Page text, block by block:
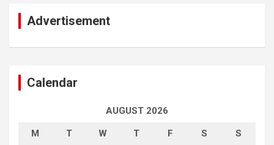
Advertisement
Calendar
AUGUST 2026
M T W T F S S